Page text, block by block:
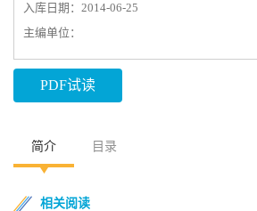
入库日期：2014-06-25
主编单位：
PDF试读
简介 目录
相关阅读